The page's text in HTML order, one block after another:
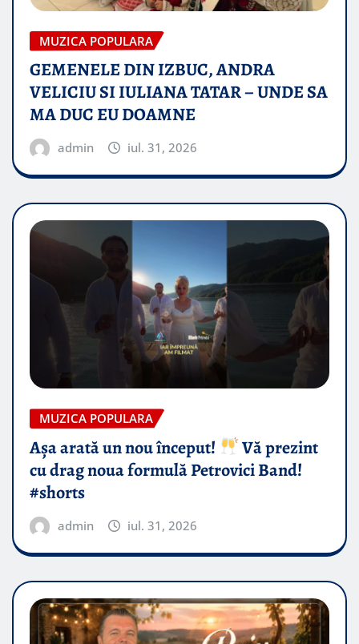
MUZICA POPULARA
GEMENELE DIN IZBUC, ANDRA
VELICIU SI IULIANA TATAR – UNDE SA
MA DUC EU DOAMNE
admin iul. 31, 2026
MUZICA POPULARA
Așa arată un nou început!
Vă prezint
cu drag noua formulă Petrovici Band!
#shorts
admin iul. 31, 2026